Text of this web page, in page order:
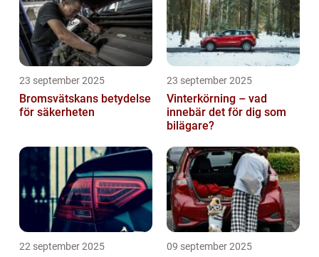
23 september 2025
Bromsvätskans betydelse
för säkerheten
23 september 2025
Vinterkörning – vad
innebär det för dig som
bilägare?
22 september 2025 09 september 2025